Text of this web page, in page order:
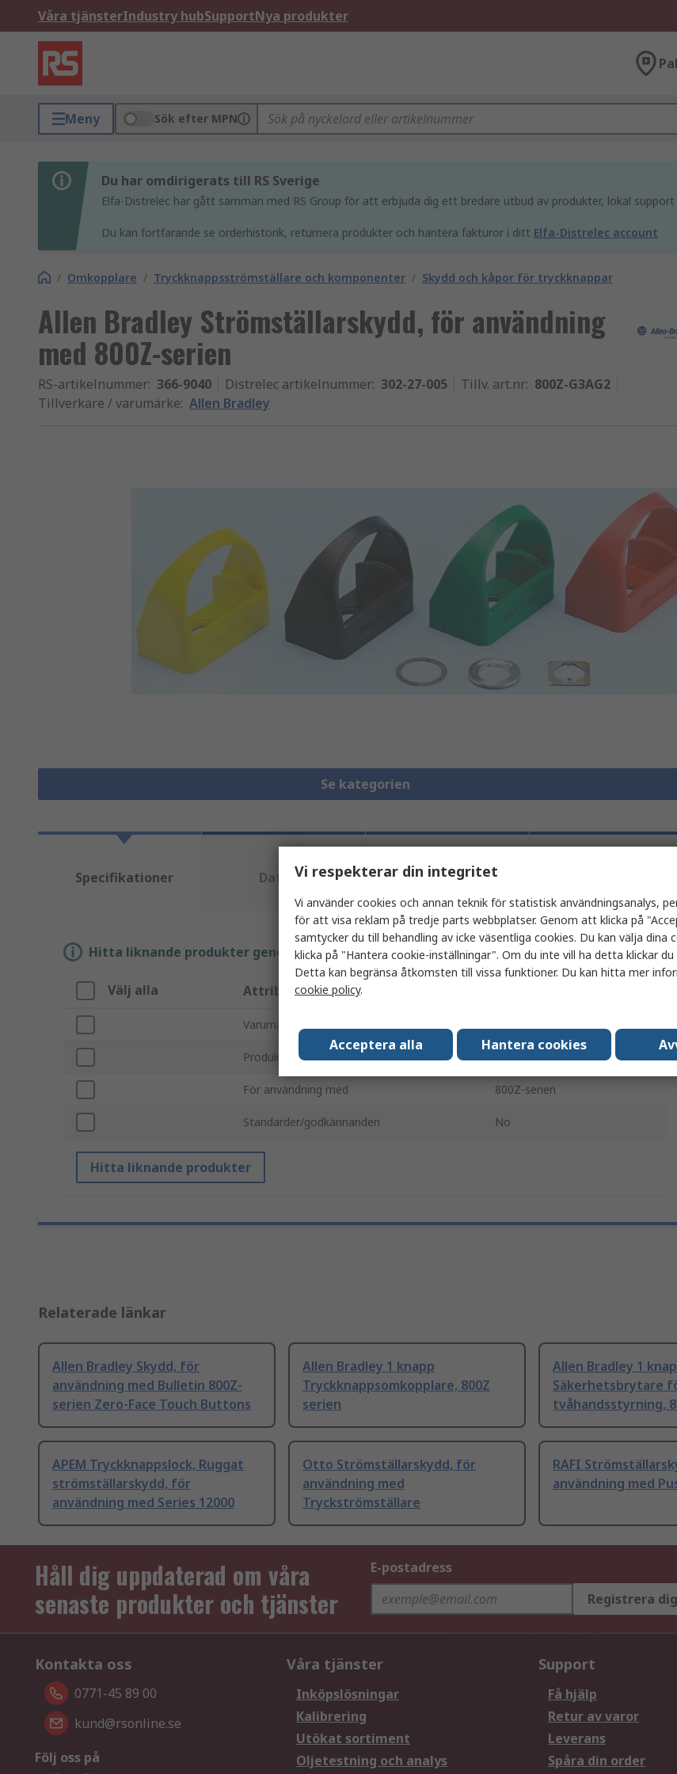
Våra tjänsterIndustry hubSupportNya produkter
Meny Sök efter MPN
Du har omdirigerats till RS Sverige
Elfa-Distrelec har gått samman med RS Group för att erbjuda dig ett bredare utbud av produkter, lokal
Du kan fortfarande se orderhistorik, returnera produkter och hantera fakturor i ditt Elfa-Distrelec account
/ Omkopplare / Tryckknappsströmställare och komponenter / Skydd och kåpor för tryckknappar
Allen Bradley Strömställarskydd, för användning
med 800Z-serien
RS-artikelnummer: 366-9040 Distrelec artikelnummer: 302-27-005 Tillv. art.nr: 800Z-G3AG2
Tillverkare / varumärke: Allen Bradley
Se kategorien
Specifikationer Datablad
Lagstiftning
och
Hitta liknande produkter genom att välja ett eller flera attribut.
Välj alla Attribut
Varumärke
Produkttyp Strömställarskydd
För användning med 800Z-serien
Standarder/godkännanden No
Hitta liknande produkter
Relaterade länkar
Allen Bradley Skydd, för
användning med Bulletin 800Z-
serien Zero-Face Touch Buttons
Allen Bradley 1 knapp
Tryckknappsomkopplare, 800Z
serien
Allen Bradley 1
Säkerhetsbrytare
tvåhandsstyrning,
APEM Tryckknappslock, Ruggat
strömställarskydd, för
användning med Series 12000
Otto Strömställarskydd, för
användning med
Tryckströmställare
RAFI
användning med
Håll dig uppdaterad om våra
senaste produkter och tjänster
E-postadress
Registrera dig
Kontakta oss
0771-45 89 00
kund@rsonline.se
Följ oss på
Våra tjänster
Inköpslösningar
Kalibrering
Utökat sortiment
Oljetestning och analys
Support
Få hjälp
Retur av varor
Leverans
Spåra din order
Vi respekterar din integritet
Vi använder cookies och annan teknik för statistisk användningsanalys,
för att visa reklam på tredje parts webbplatser. Genom att klicka på
samtycker du till behandling av icke väsentliga cookies. Du kan välja dina
klicka på "Hantera cookie-inställningar". Om du inte vill ha detta klickar du
Detta kan begränsa åtkomsten till vissa funktioner. Du kan hitta mer
cookie policy.
Acceptera alla Hantera cookies